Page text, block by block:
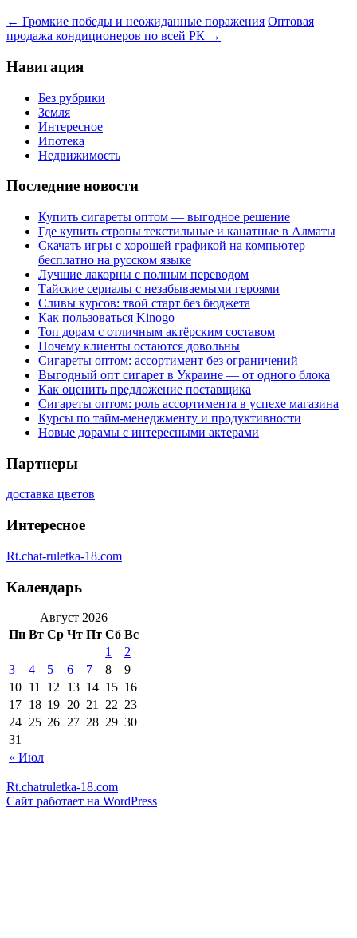
← Громкие победы и неожиданные поражения Оптовая
продажа кондиционеров по всей РК →
Навигация
Без рубрики
Земля
Интересное
Ипотека
Недвижимость
Последние новости
Купить сигареты оптом — выгодное решение
Где купить стропы текстильные и канатные в Алматы
Скачать игры с хорошей графикой на компьютер
бесплатно на русском языке
Лучшие лакорны с полным переводом
Тайские сериалы с незабываемыми героями
Сливы курсов: твой старт без бюджета
Как пользоваться Kinogo
Топ дорам с отличным актёрским составом
Почему клиенты остаются довольны
Сигареты оптом: ассортимент без ограничений
Выгодный опт сигарет в Украине — от одного блока
Как оценить предложение поставщика
Сигареты оптом: роль ассортимента в успехе магазина
Курсы по тайм-менеджменту и продуктивности
Новые дорамы с интересными актерами
Партнеры
доставка цветов
Интересное
Rt.chat-ruletka-18.com
Календарь
Август 2026
Пн Вт Ср Чт Пт Сб Вс
« Июл
1
2
3
4 5 6 7 8
9
10 11 12 13 14 15 16
17 18 19 20 21 22 23
24 25 26 27 28 29 30
31
Rt.chatruletka-18.com
Сайт работает на WordPress